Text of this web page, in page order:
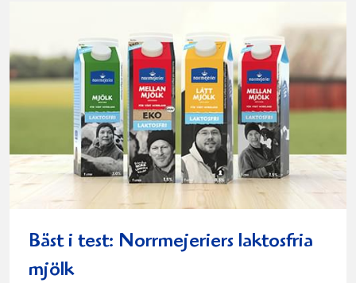
Bäst i test: Norrmejeriers laktosfria
mjölk